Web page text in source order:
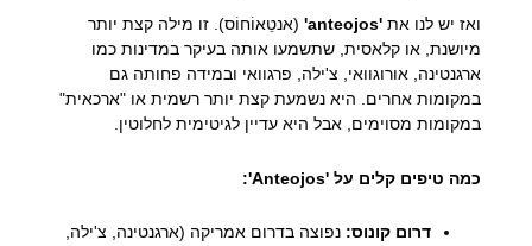
ואז יש לנו את 'anteojos'
(אנטֵאוֹחוֹס). זו מילה קצת יותר
מיושנת, או קלאסית, שתשמעו אותה בעיקר במדינות כמו
ארגנטינה, אורוגוואי, צ'ילה, פרגוואי ובמידה פחותה גם
במקומות אחרים. היא נשמעת קצת יותר רשמית או "ארכאית"
במקומות מסוימים, אבל היא עדיין לגיטימית לחלוטין.
כמה טיפים קלים על 'Anteojos':
דרום קונוס: נפוצה בדרום אמריקה (ארגנטינה, צ'ילה,